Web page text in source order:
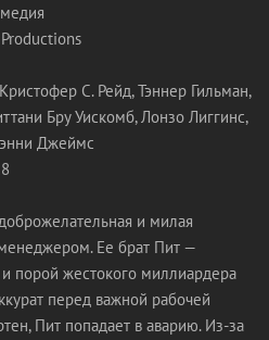
С. Рейд, Тэннер Гильман,
Бру Уискомб, Лонзо Лиггинс,
Джеймс
и милая
Ее брат Пит —
порой жестокого миллиардера
перед важной рабочей
Пит попадает в аварию. Из-за